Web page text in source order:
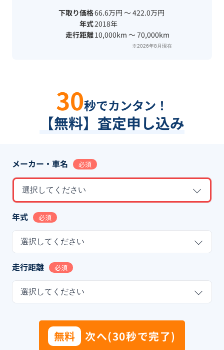
下取り価格66.6万円 〜 422.0万円
年式2018年
走行距離10,000km 〜 70,000km
※2026年8月現在
30秒でカンタン！
【無料】査定申し込み
メーカー・車名 必須
選択してください
年式 必須
選択してください
走行距離 必須
選択してください
無料 次へ(30秒で完了)